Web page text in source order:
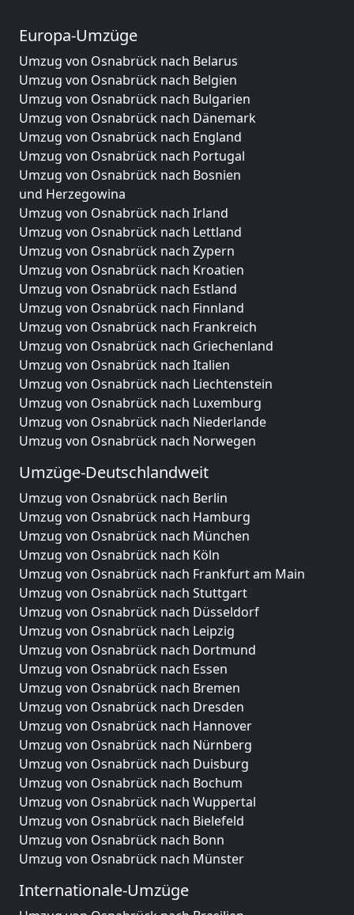
Europa-Umzüge
Umzug von Osnabrück nach Belarus
Umzug von Osnabrück nach Belgien
Umzug von Osnabrück nach Bulgarien
Umzug von Osnabrück nach Dänemark
Umzug von Osnabrück nach England
Umzug von Osnabrück nach Portugal
Umzug von Osnabrück nach Bosnien
und Herzegowina
Umzug von Osnabrück nach Irland
Umzug von Osnabrück nach Lettland
Umzug von Osnabrück nach Zypern
Umzug von Osnabrück nach Kroatien
Umzug von Osnabrück nach Estland
Umzug von Osnabrück nach Finnland
Umzug von Osnabrück nach Frankreich
Umzug von Osnabrück nach Griechenland
Umzug von Osnabrück nach Italien
Umzug von Osnabrück nach Liechtenstein
Umzug von Osnabrück nach Luxemburg
Umzug von Osnabrück nach Niederlande
Umzug von Osnabrück nach Norwegen
Umzüge-Deutschlandweit
Umzug von Osnabrück nach Berlin
Umzug von Osnabrück nach Hamburg
Umzug von Osnabrück nach München
Umzug von Osnabrück nach Köln
Umzug von Osnabrück nach Frankfurt am Main
Umzug von Osnabrück nach Stuttgart
Umzug von Osnabrück nach Düsseldorf
Umzug von Osnabrück nach Leipzig
Umzug von Osnabrück nach Dortmund
Umzug von Osnabrück nach Essen
Umzug von Osnabrück nach Bremen
Umzug von Osnabrück nach Dresden
Umzug von Osnabrück nach Hannover
Umzug von Osnabrück nach Nürnberg
Umzug von Osnabrück nach Duisburg
Umzug von Osnabrück nach Bochum
Umzug von Osnabrück nach Wuppertal
Umzug von Osnabrück nach Bielefeld
Umzug von Osnabrück nach Bonn
Umzug von Osnabrück nach Münster
Internationale-Umzüge